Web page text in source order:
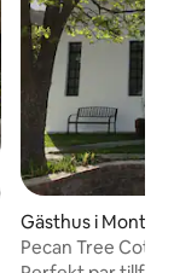
Gästhus i
Pecan Tree